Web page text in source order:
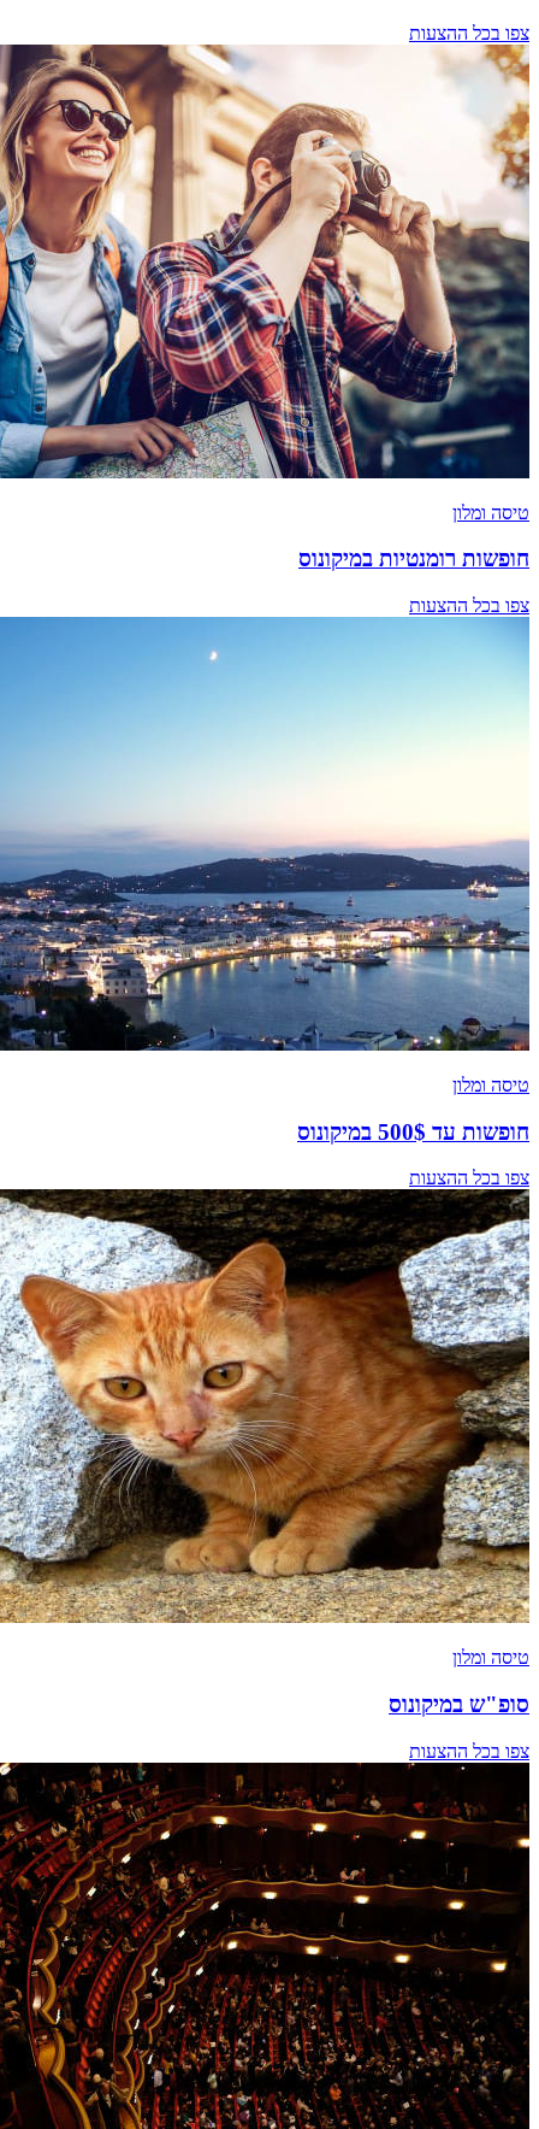
צפו בכל ההצעות
טיסה ומלון
חופשות רומנטיות במיקונוס
צפו בכל ההצעות
טיסה ומלון
חופשות עד 500$ במיקונוס
צפו בכל ההצעות
טיסה ומלון
סופ"ש במיקונוס
צפו בכל ההצעות